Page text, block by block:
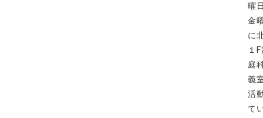
曜
金
に
１
庭
義
活
て